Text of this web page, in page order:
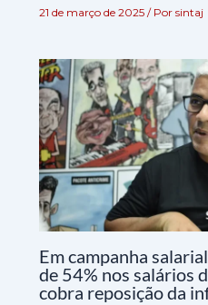
21 de março de 2025 / Por sintaj
Em campanha
de 54% nos salários
cobra reposição da